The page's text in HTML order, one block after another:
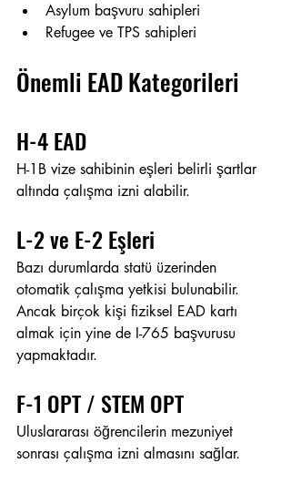
Asylum başvuru sahipleri
Refugee ve TPS sahipleri
Önemli EAD Kategorileri
H-4 EAD
H-1B vize sahibinin eşleri belirli şartlar
altında çalışma izni alabilir.
L-2 ve E-2 Eşleri
Bazı durumlarda statü üzerinden
otomatik çalışma yetkisi bulunabilir.
Ancak birçok kişi fiziksel EAD kartı
almak için yine de I-765 başvurusu
yapmaktadır.
F-1 OPT / STEM OPT
Uluslararası öğrencilerin mezuniyet
sonrası çalışma izni almasını sağlar.